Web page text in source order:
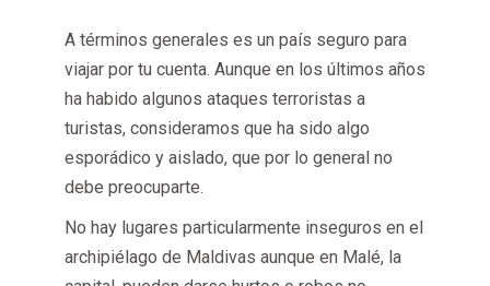
A términos generales es un país seguro para
viajar por tu cuenta. Aunque en los últimos años
ha habido algunos ataques terroristas a
turistas, consideramos que ha sido algo
esporádico y aislado, que por lo general no
debe preocuparte.
No hay lugares particularmente inseguros en el
archipiélago de Maldivas aunque en Malé, la